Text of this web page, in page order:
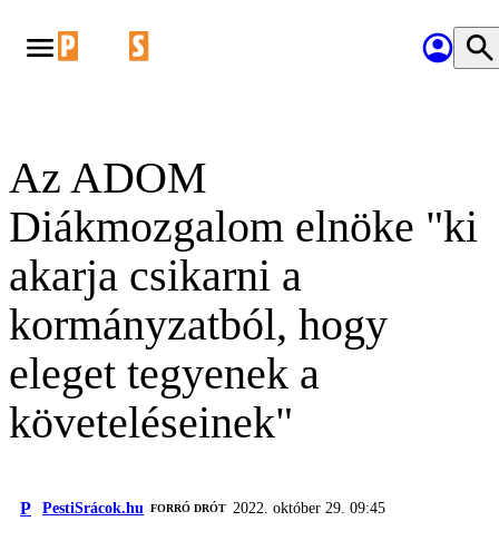
Az ADOM
Diákmozgalom elnöke "ki
akarja csikarni a
kormányzatból, hogy
eleget tegyenek a
követeléseinek"
P PestiSrácok.hu FORRÓ DRÓT 2022. október 29. 09:45